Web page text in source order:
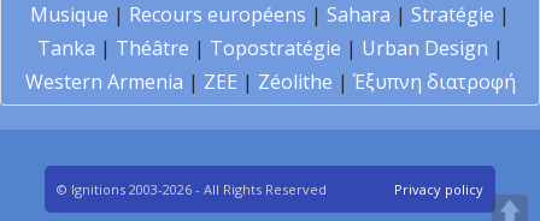
Musique | Recours européens | Sahara | Stratégie |
Tanka | Théâtre | Topostratégie | Urban Design |
Western Armenia | ZEE | Zéolithe | Έξυπνη διατροφή
© Ignitions 2003-2026 - All Rights Reserved Privacy policy